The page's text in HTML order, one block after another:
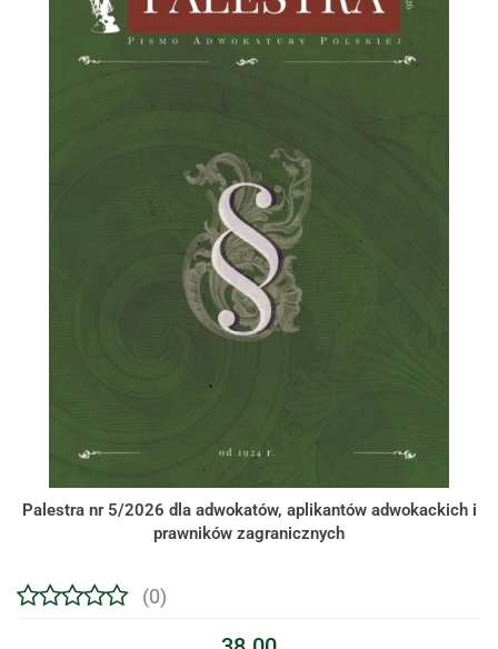
Palestra nr 5/2026 dla adwokatów, aplikantów adwokackich i
prawników zagranicznych
(0)